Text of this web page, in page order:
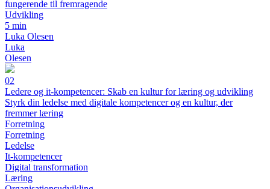
fungerende til fremragende
Udvikling
5 min
Luka Olesen
Luka
Olesen
02
Ledere og it-kompetencer: Skab en kultur for læring og udvikling
Styrk din ledelse med digitale kompetencer og en kultur, der
fremmer læring
Forretning
Forretning
Ledelse
It-kompetencer
Digital transformation
Læring